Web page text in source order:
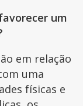
um
em relação
uma
físicas e